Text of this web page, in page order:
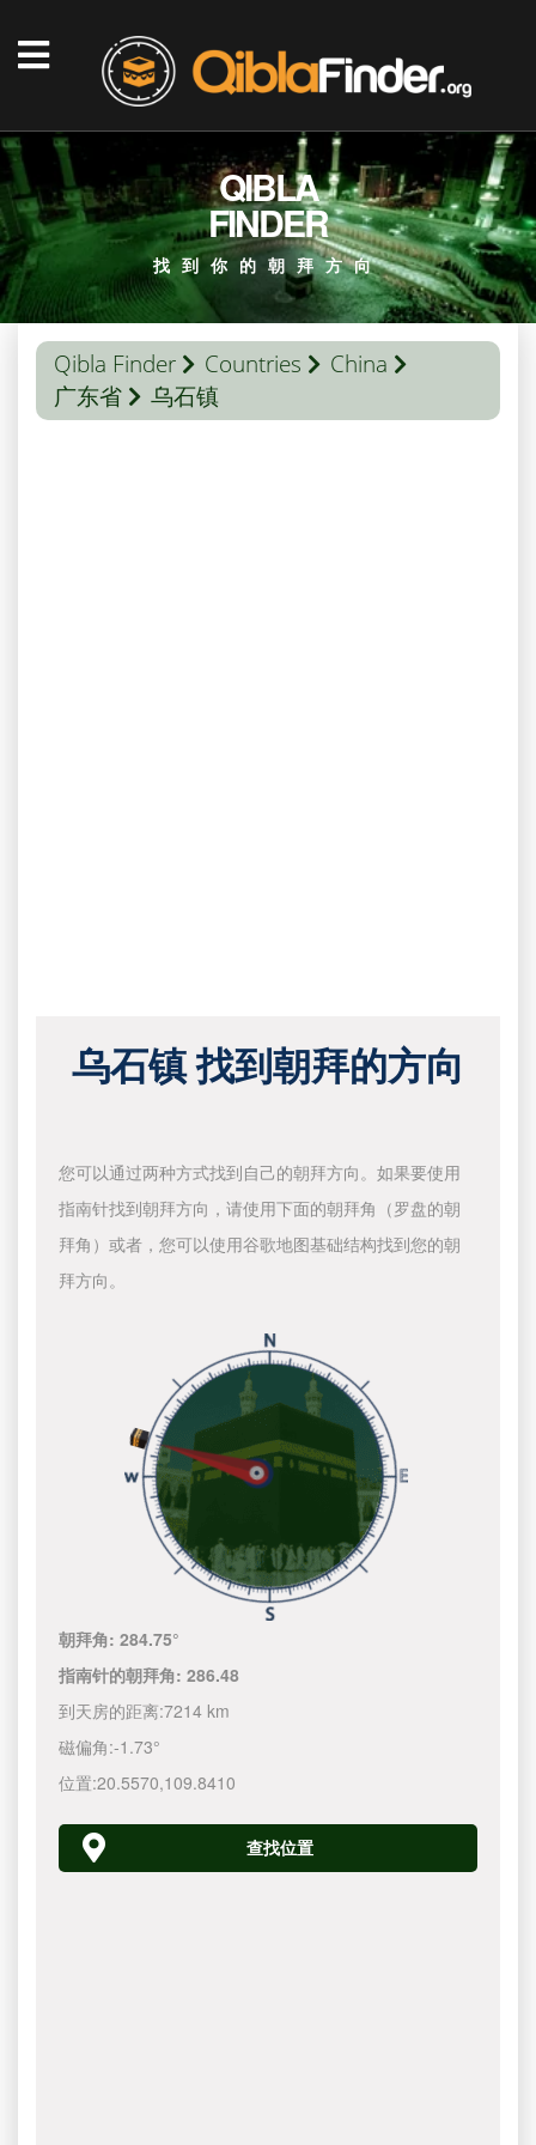
QIBLA
FINDER
找到你的朝拜方向
Qibla Finder Countries
China
广东省
乌石镇
乌石镇 找到朝拜的方向
您可以通过两种方式找到自己的朝拜方向。如果要使用
指南针找到朝拜方向，请使用下面的朝拜角（罗盘的朝
拜角）或者，您可以使用谷歌地图基础结构找到您的朝
拜方向。
朝拜角:284.75°
指南针的朝拜角:286.48
到天房的距离:7214 km
磁偏角:-1.73°
位置:20.5570,109.8410
查找位置